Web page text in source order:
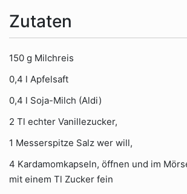
Zutaten
150 g Milchreis
0,4 l Apfelsaft
0,4 l Soja-Milch (Aldi)
2 Tl echter Vanillezucker,
1 Messerspitze Salz wer will,
4 Kardamomkapseln, öffnen und im
mit einem Tl Zucker fein